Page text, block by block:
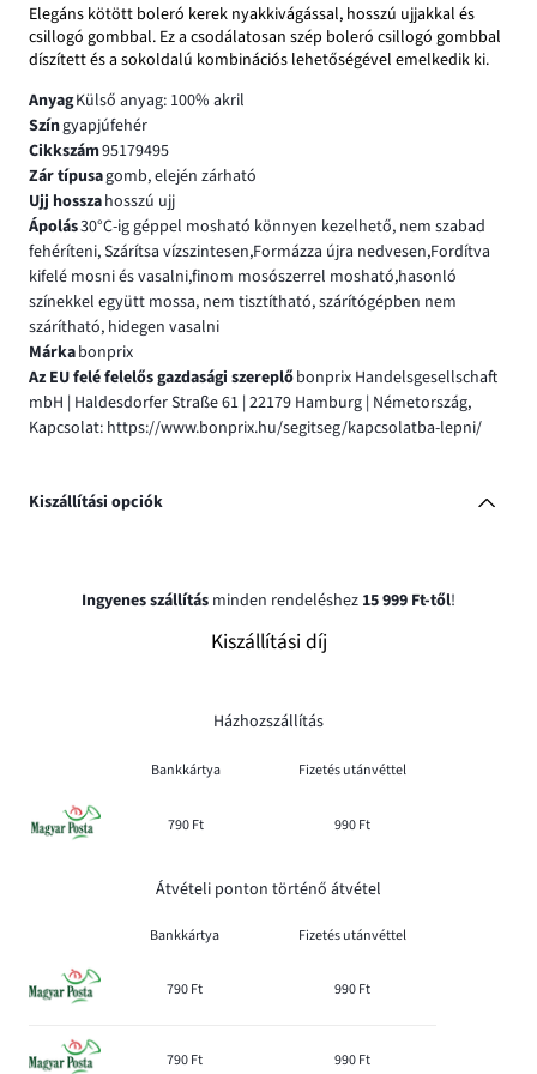
Elegáns kötött boleró kerek nyakkivágással, hosszú ujjakkal és
csillogó gombbal. Ez a csodálatosan szép boleró csillogó gombbal
díszített és a sokoldalú kombinációs lehetőségével emelkedik ki.
AnyagKülső anyag: 100% akril
Színgyapjúfehér
Cikkszám95179495
Zár típusagomb, elején zárható
Ujj hosszahosszú ujj
Ápolás30°C-ig géppel mosható könnyen kezelhető, nem szabad
fehéríteni, Szárítsa vízszintesen,Formázza újra nedvesen,Fordítva
kifelé mosni és vasalni,finom mosószerrel mosható,hasonló
színekkel együtt mossa, nem tisztítható, szárítógépben nem
szárítható, hidegen vasalni
Márkabonprix
Az EU felé felelős gazdasági szereplőbonprix Handelsgesellschaft
mbH | Haldesdorfer Straße 61 | 22179 Hamburg | Németország,
Kapcsolat: https://www.bonprix.hu/segitseg/kapcsolatba-lepni/
Kiszállítási opciók
Ingyenes szállítás minden rendeléshez 15 999 Ft-től!
Kiszállítási díj
Házhozszállítás
Bankkártya Fizetés utánvéttel
790 Ft 990 Ft
Átvételi ponton történő átvétel
Bankkártya Fizetés utánvéttel
790 Ft 990 Ft
790 Ft 990 Ft